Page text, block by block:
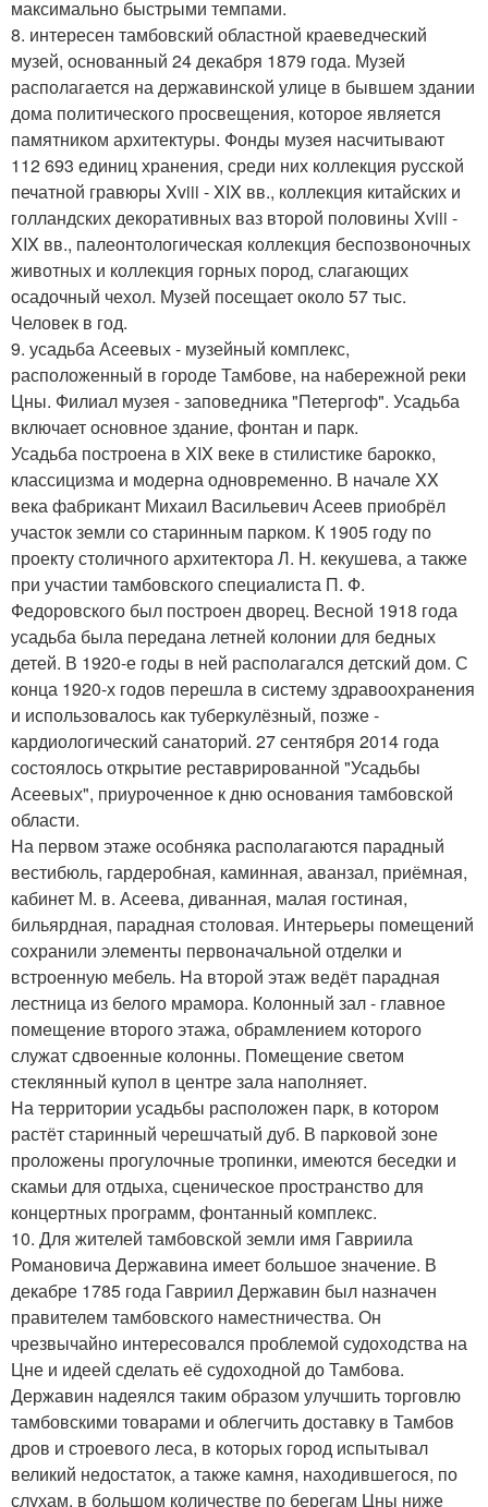
максимально быстрыми темпами.
8. интересен тамбовский областной краеведческий
музей, основанный 24 декабря 1879 года. Музей
располагается на державинской улице в бывшем здании
дома политического просвещения, которое является
памятником архитектуры. Фонды музея насчитывают
112 693 единиц хранения, среди них коллекция русской
печатной гравюры Xviii - XIX вв., коллекция китайских и
голландских декоративных ваз второй половины Xviii -
XIX вв., палеонтологическая коллекция беспозвоночных
животных и коллекция горных пород, слагающих
осадочный чехол. Музей посещает около 57 тыс.
Человек в год.
9. усадьба Асеевых - музейный комплекс,
расположенный в городе Тамбове, на набережной реки
Цны. Филиал музея - заповедника "Петергоф". Усадьба
включает основное здание, фонтан и парк.
Усадьба построена в XIX веке в стилистике барокко,
классицизма и модерна одновременно. В начале XX
века фабрикант Михаил Васильевич Асеев приобрёл
участок земли со старинным парком. К 1905 году по
проекту столичного архитектора Л. Н. кекушева, а также
при участии тамбовского специалиста П. Ф.
Федоровского был построен дворец. Весной 1918 года
усадьба была передана летней колонии для бедных
детей. В 1920-е годы в ней располагался детский дом. С
конца 1920-х годов перешла в систему здравоохранения
и использовалось как туберкулёзный, позже -
кардиологический санаторий. 27 сентября 2014 года
состоялось открытие реставрированной "Усадьбы
Асеевых", приуроченное к дню основания тамбовской
области.
На первом этаже особняка располагаются парадный
вестибюль, гардеробная, каминная, аванзал, приёмная,
кабинет М. в. Асеева, диванная, малая гостиная,
бильярдная, парадная столовая. Интерьеры помещений
сохранили элементы первоначальной отделки и
встроенную мебель. На второй этаж ведёт парадная
лестница из белого мрамора. Колонный зал - главное
помещение второго этажа, обрамлением которого
служат сдвоенные колонны. Помещение светом
стеклянный купол в центре зала наполняет.
На территории усадьбы расположен парк, в котором
растёт старинный черешчатый дуб. В парковой зоне
проложены прогулочные тропинки, имеются беседки и
скамьи для отдыха, сценическое пространство для
концертных программ, фонтанный комплекс.
10. Для жителей тамбовской земли имя Гавриила
Романовича Державина имеет большое значение. В
декабре 1785 года Гавриил Державин был назначен
правителем тамбовского наместничества. Он
чрезвычайно интересовался проблемой судоходства на
Цне и идеей сделать её судоходной до Тамбова.
Державин надеялся таким образом улучшить торговлю
тамбовскими товарами и облегчить доставку в Тамбов
дров и строевого леса, в которых город испытывал
великий недостаток, а также камня, находившегося, по
слухам, в большом количестве по берегам Цны ниже